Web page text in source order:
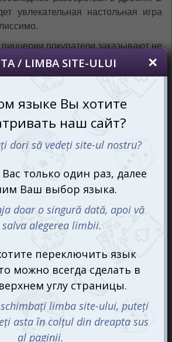
увлекательная настольная игра
покупатели заказывают не
нужное количество кусочков.
именно. В связи с этим друзья из
доставки решили сделать пари: тот,
количество заказов, получит
дроби изучай!
правильно распределены между
из них должен выбрать кусочки с
Иногда клиенты делают
и это настоящий праздник для
что у вас есть, или ценители пиццы
будет непростым, так как
могут попытаться сорвать ваш
и получить приз.